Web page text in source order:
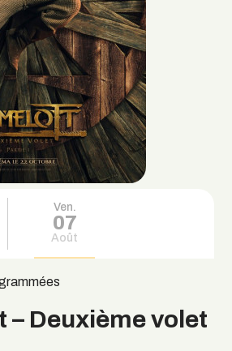
Ven.
07
Août
– Deuxième volet